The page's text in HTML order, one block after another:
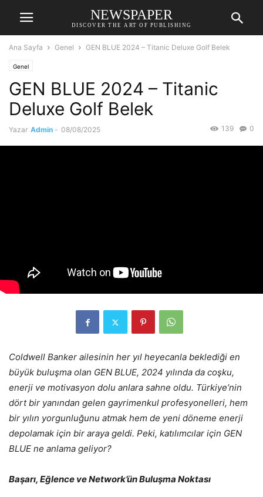
NEWSPAPER
DISCOVER THE ART OF PUBLISHING
Ana Sayfa Genel GEN BLUE 2024 – Titanic Deluxe Golf Belek
Genel
GEN BLUE 2024 – Titanic
Deluxe Golf Belek
Yazar Admin - 08/08/2025 0
139
Coldwell Banker ailesinin her yıl heyecanla beklediği en
büyük buluşma olan GEN BLUE, 2024 yılında da coşku,
enerji ve motivasyon dolu anlara sahne oldu. Türkiye’nin
dört bir yanından gelen gayrimenkul profesyonelleri, hem
bir yılın yorgunluğunu atmak hem de yeni döneme enerji
depolamak için bir araya geldi. Peki, katılımcılar için GEN
BLUE ne anlama geliyor?
Başarı, Eğlence ve Network’ün Buluşma Noktası